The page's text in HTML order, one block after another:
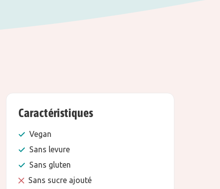
Caractéristiques
Vegan
Sans levure
Sans gluten
Sans sucre ajouté